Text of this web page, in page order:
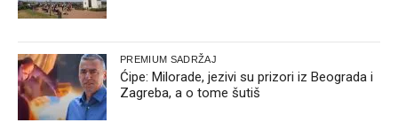
PREMIUM SADRŽAJ
Ćipe: Milorade, jezivi su prizori iz Beograda i
Zagreba, a o tome šutiš